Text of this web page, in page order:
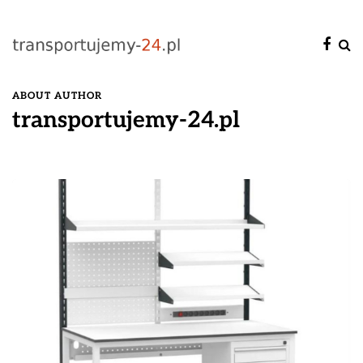
ABOUT AUTHOR
transportujemy-24.pl